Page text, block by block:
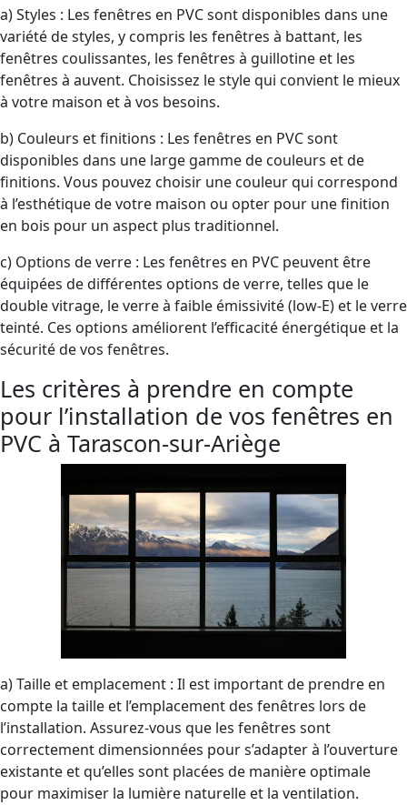
a) Styles : Les fenêtres en PVC sont disponibles dans une
variété de styles, y compris les fenêtres à battant, les
fenêtres coulissantes, les fenêtres à guillotine et les
fenêtres à auvent. Choisissez le style qui convient le mieux
à votre maison et à vos besoins.
b) Couleurs et finitions : Les fenêtres en PVC sont
disponibles dans une large gamme de couleurs et de
finitions. Vous pouvez choisir une couleur qui correspond
à l’esthétique de votre maison ou opter pour une finition
en bois pour un aspect plus traditionnel.
c) Options de verre : Les fenêtres en PVC peuvent être
équipées de différentes options de verre, telles que le
double vitrage, le verre à faible émissivité (low-E) et le verre
teinté. Ces options améliorent l’efficacité énergétique et la
sécurité de vos fenêtres.
Les critères à prendre en compte
pour l’installation de vos fenêtres en
PVC à Tarascon-sur-Ariège
a) Taille et emplacement : Il est important de prendre en
compte la taille et l’emplacement des fenêtres lors de
l’installation. Assurez-vous que les fenêtres sont
correctement dimensionnées pour s’adapter à l’ouverture
existante et qu’elles sont placées de manière optimale
pour maximiser la lumière naturelle et la ventilation.